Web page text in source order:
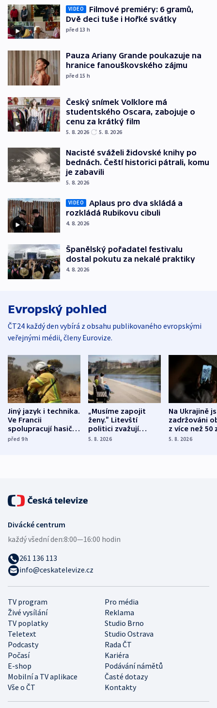
VIDEO
Filmové premiéry: 6 gramů,
Dvě deci tuše i Hořké svátky
před 13 h
Pauza Ariany Grande poukazuje na
hranice fanouškovského zájmu
před 15 h
Český snímek Volklore má
studentského Oscara, zabojuje o
cenu za krátký film
5. 8. 2026 5. 8. 2026
Nacisté sváželi židovské knihy po
bednách. Čeští historici pátrali, komu
je zabavili
5. 8. 2026
VIDEO
Aplaus pro dva skládá a
rozkládá Rubikovu cibuli
4. 8. 2026
Španělský pořadatel festivalu
dostal pokutu za nekalé praktiky
4. 8. 2026
Evropský pohled
ČT24 každý den vybírá z obsahu publikovaného evropskými
veřejnými médii, členy Eurovize.
Jiný jazyk i technika.
Ve Francii
spolupracují hasiči z
různých zemí
před 9h
„Musíme zapojit
ženy.“ Litevští
politici zvažují
dohodu o
5. 8. 2026
Na Ukrajině
zadržováni
z více než 50
Bojovali na
5. 8. 2026
TV program
Pro média
Živé vysílání
Reklama
TV poplatky
Studio Brno
Teletext
Studio Ostrava
Podcasty
Rada ČT
Počasí
Kariéra
E-shop
Podávání námětů
Mobilní a TV aplikace
Časté dotazy
Vše o ČT
Kontakty
Divácké centrum
každý všední den:8:00—16:00 hodin
261 136 113
info@ceskatelevize.cz